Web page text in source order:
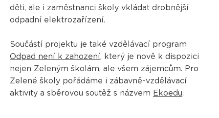
děti, ale i zaměstnanci školy vkládat drobnější
odpadní elektrozařízení.
Součástí projektu je také vzdělávací program
Odpad není k zahození, který je nově k dispozici
nejen Zeleným školám, ale všem zájemcům. Pro
Zelené školy pořádáme i zábavně-vzdělávací
aktivity a sběrovou soutěž s názvem Ekoedu.